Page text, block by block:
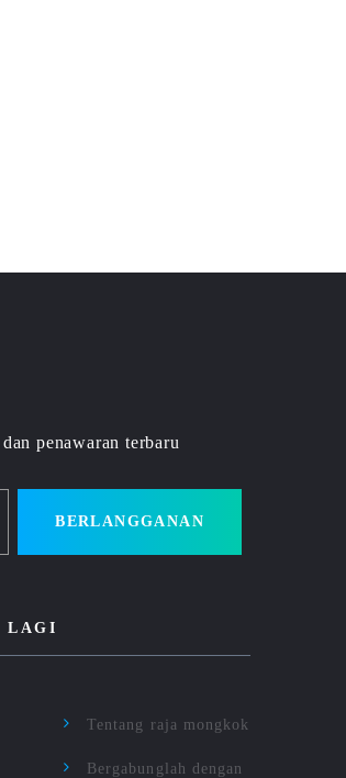
penawaran terbaru
BERLANGGANAN
LAGI
Tentang raja mongkok
Bergabunglah dengan